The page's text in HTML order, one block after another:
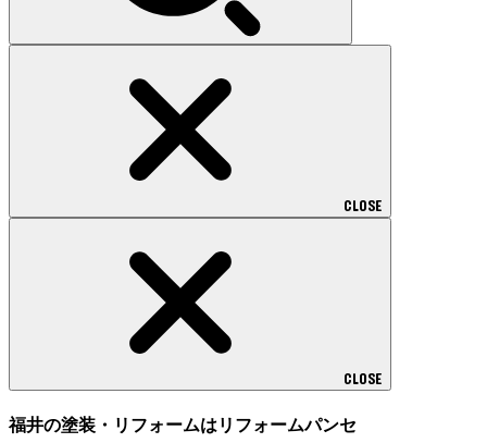
CLOSE
CLOSE
福井の塗装・リフォームはリフォームパンセ